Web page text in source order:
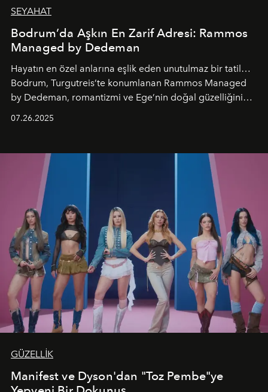
SEYAHAT
Bodrum’da Aşkın En Zarif Adresi: Rammos
Managed by Dedeman
Hayatın en özel anlarına eşlik eden unutulmaz bir tatil…
Bodrum, Turgutreis’te konumlanan Rammos Managed
by Dedeman, romantizmi ve Ege’nin doğal güzelliğini
07.26.2025
GÜZELLİK
Manifest ve Dyson'dan "Toz Pembe"ye